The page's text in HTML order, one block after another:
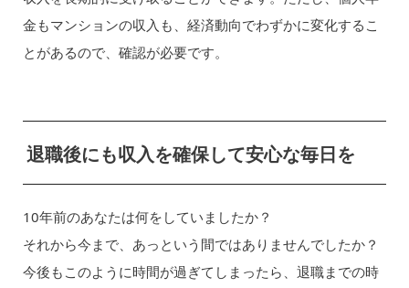
金もマンションの収入も、経済動向でわずかに変化するこ
とがあるので、確認が必要です。
退職後にも収入を確保して安心な毎日を
10年前のあなたは何をしていましたか？
それから今まで、あっという間ではありませんでしたか？
今後もこのように時間が過ぎてしまったら、退職までの時